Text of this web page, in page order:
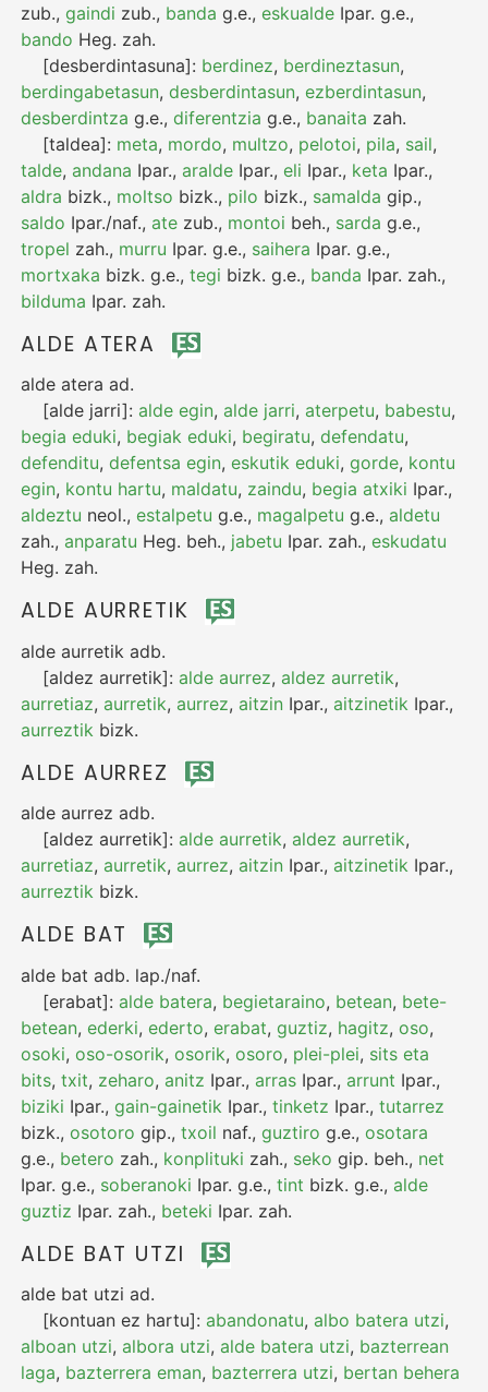
zub.,gaindi zub., banda g.e.,eskualde Ipar. g.e.,
bando Heg. zah.
[desberdintasuna]: berdinez, berdineztasun,
berdingabetasun,desberdintasun,ezberdintasun,
desberdintza g.e.,diferentzia g.e., banaita zah.
[taldea]: meta, mordo, multzo, pelotoi, pila, sail,
talde,andana Ipar.,aralde Ipar.,eli Ipar., keta Ipar.,
aldra bizk., moltso bizk., pilo bizk., samalda gip.,
saldo Ipar./naf.,ate zub., montoi beh., sarda g.e.,
tropel zah., murru Ipar. g.e., saihera Ipar. g.e.,
mortxaka bizk. g.e.,tegi bizk. g.e., banda Ipar. zah.,
bilduma Ipar. zah.
ALDE ATERA
alde atera ad.
[alde jarri]:alde egin,alde jarri,aterpetu, babestu,
begia eduki, begiak eduki, begiratu,defendatu,
defenditu,defentsa egin,eskutik eduki,gorde, kontu
egin, kontu hartu, maldatu, zaindu, begia atxiki Ipar.,
aldeztu neol.,estalpetu g.e., magalpetu g.e.,aldetu
zah.,anparatu Heg. beh., jabetu Ipar. zah.,eskudatu
Heg. zah.
ALDE AURRETIK
alde aurretik adb.
[aldez aurretik]:alde aurrez,aldez aurretik,
aurretiaz,aurretik,aurrez,aitzin Ipar.,aitzinetik Ipar.,
aurreztik bizk.
ALDE AURREZ
alde aurrez adb.
[aldez aurretik]:alde aurretik,aldez aurretik,
aurretiaz,aurretik,aurrez,aitzin Ipar.,aitzinetik Ipar.,
aurreztik bizk.
ALDE BAT
alde bat adb. lap./naf.
[erabat]:alde batera, begietaraino, betean, bete-
betean,ederki,ederto,erabat,guztiz, hagitz,oso,
osoki,oso-osorik,osorik,osoro, plei-plei, sits eta
bits,txit, zeharo,anitz Ipar.,arras Ipar.,arrunt Ipar.,
biziki Ipar.,gain-gainetik Ipar.,tinketz Ipar.,tutarrez
bizk.,osotoro gip.,txoil naf.,guztiro g.e.,osotara
g.e., betero zah., konplituki zah., seko gip. beh., net
Ipar. g.e., soberanoki Ipar. g.e.,tint bizk. g.e.,alde
guztiz Ipar. zah., beteki Ipar. zah.
ALDE BAT UTZI
alde bat utzi ad.
[kontuan ez hartu]:abandonatu,albo batera utzi,
alboan utzi,albora utzi,alde batera utzi, bazterrean
laga, bazterrera eman, bazterrera utzi, bertan behera